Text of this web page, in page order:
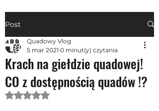
Post
Krach na giełdzie quadowej!
CO z dostępnością quadów !?
Quadowy Vlog
5 mar 2021 0 minut(y) czytania
Oceniono na NaN z 5 gwiazdek.